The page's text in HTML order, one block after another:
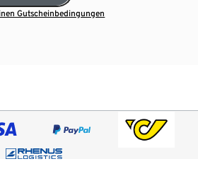
Gutscheinbedingungen